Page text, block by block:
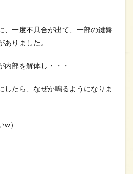
、一度不具合が出て、一部の鍵盤
りました。
内部を解体し・・・
したら、なぜか鳴るようになりま
）